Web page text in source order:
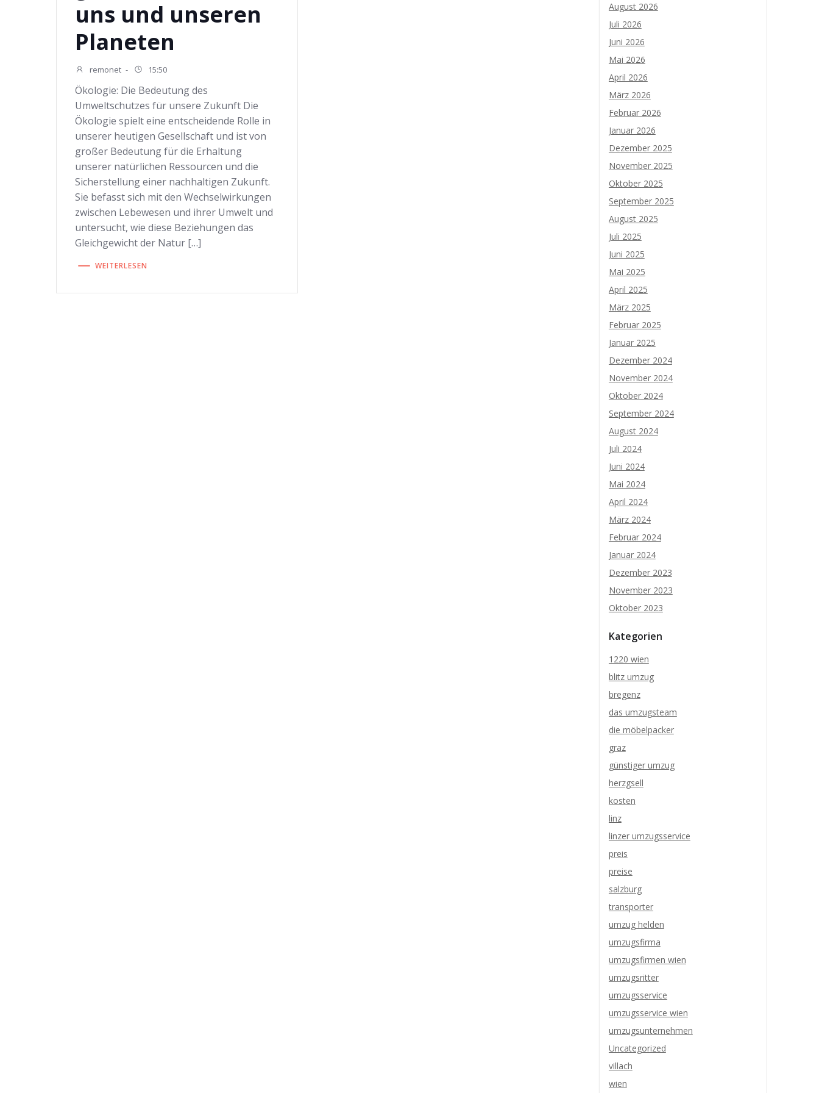
uns und unseren
Planeten
remonet - 15:50
Ökologie: Die Bedeutung des
Umweltschutzes für unsere Zukunft Die
Ökologie spielt eine entscheidende Rolle in
unserer heutigen Gesellschaft und ist von
großer Bedeutung für die Erhaltung
unserer natürlichen Ressourcen und die
Sicherstellung einer nachhaltigen Zukunft.
Sie befasst sich mit den Wechselwirkungen
zwischen Lebewesen und ihrer Umwelt und
untersucht, wie diese Beziehungen das
Gleichgewicht der Natur […]
WEITERLESEN
August 2026
Juli 2026
Juni 2026
Mai 2026
April 2026
März 2026
Februar 2026
Januar 2026
Dezember 2025
November 2025
Oktober 2025
September 2025
August 2025
Juli 2025
Juni 2025
Mai 2025
April 2025
März 2025
Februar 2025
Januar 2025
Dezember 2024
November 2024
Oktober 2024
September 2024
August 2024
Juli 2024
Juni 2024
Mai 2024
April 2024
März 2024
Februar 2024
Januar 2024
Dezember 2023
November 2023
Oktober 2023
Kategorien
1220 wien
blitz umzug
bregenz
das umzugsteam
die möbelpacker
graz
günstiger umzug
herzgsell
kosten
linz
linzer umzugsservice
preis
preise
salzburg
transporter
umzug helden
umzugsfirma
umzugsfirmen wien
umzugsritter
umzugsservice
umzugsservice wien
umzugsunternehmen
Uncategorized
villach
wien